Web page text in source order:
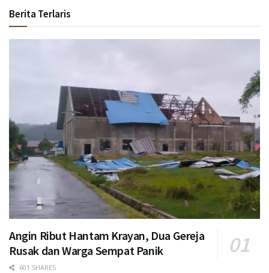
Berita Terlaris
Angin Ribut Hantam Krayan, Dua Gereja
Rusak dan Warga Sempat Panik
601 SHARES